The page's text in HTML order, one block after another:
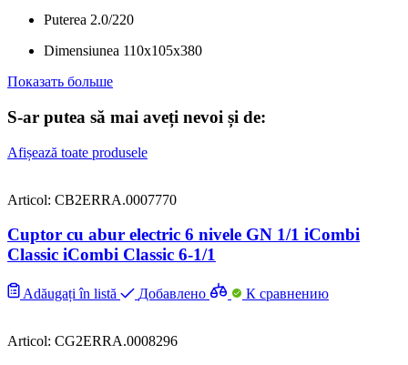
Puterea 2.0/220
Dimensiunea 110x105x380
Показать больше
S-ar putea să mai aveți nevoi și de:
Afișează toate produsele
Articol: CB2ERRA.0007770
Cuptor cu abur electric 6 nivele GN 1/1 iCombi
Classic iCombi Classic 6-1/1
Adăugați în listă Добавлено К сравнению
Articol: CG2ERRA.0008296